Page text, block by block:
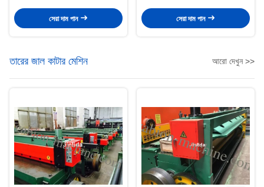
সেরা দাম পান সেরা দাম পান
তারের জাল কাটার মেশিন আরো দেখুন >>